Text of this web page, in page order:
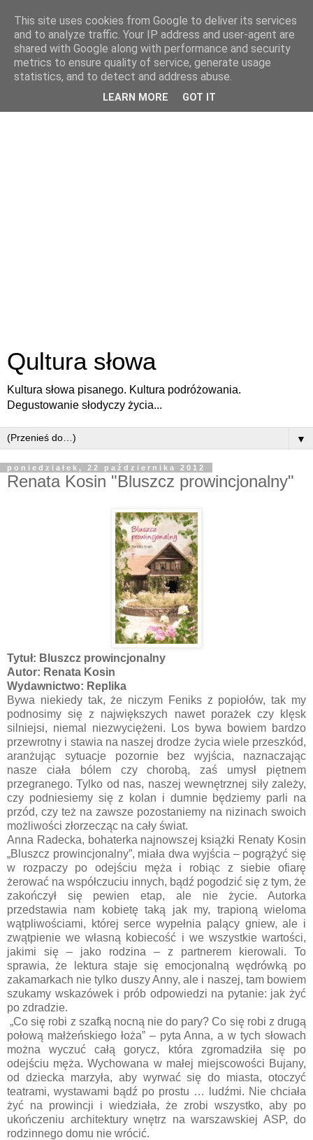
Qultura słowa
Kultura słowa pisanego. Kultura podróżowania.
Degustowanie słodyczy życia...
▼
poniedziałek, 22 października 2012
Renata Kosin "Bluszcz prowincjonalny"
Tytuł: Bluszcz prowincjonalny
Autor: Renata Kosin
Wydawnictwo: Replika
Bywa niekiedy tak, że niczym Feniks z popiołów, tak my
podnosimy się z największych nawet porażek czy klęsk
silniejsi, niemal niezwyciężeni. Los bywa bowiem bardzo
przewrotny i stawia na naszej drodze życia wiele przeszkód,
aranżując sytuacje pozornie bez wyjścia, naznaczając
nasze ciała bólem czy chorobą, zaś umysł piętnem
przegranego. Tylko od nas, naszej wewnętrznej siły zależy,
czy podniesiemy się z kolan i dumnie będziemy parli na
przód, czy też na zawsze pozostaniemy na nizinach swoich
możliwości złorzecząc na cały świat.
Anna Radecka, bohaterka najnowszej książki Renaty Kosin
„Bluszcz prowincjonalny”, miała dwa wyjścia – pogrążyć się
w rozpaczy po odejściu męża i robiąc z siebie ofiarę
żerować na współczuciu innych, bądź pogodzić się z tym, że
zakończył się pewien etap, ale nie życie. Autorka
przedstawia nam kobietę taką jak my, trapioną wieloma
wątpliwościami, której serce wypełnia palący gniew, ale i
zwątpienie we własną kobiecość i we wszystkie wartości,
jakimi się – jako rodzina – z partnerem kierowali. To
sprawia, że lektura staje się emocjonalną wędrówką po
zakamarkach nie tylko duszy Anny, ale i naszej, tam bowiem
szukamy wskazówek i prób odpowiedzi na pytanie: jak żyć
po zdradzie.
„Co się robi z szafką nocną nie do pary? Co się robi z drugą
połową małżeńskiego łoża” – pyta Anna, a w tych słowach
można wyczuć całą gorycz, która zgromadziła się po
odejściu męża. Wychowana w małej miejscowości Bujany,
od dziecka marzyła, aby wyrwać się do miasta, otoczyć
teatrami, wystawami bądź po prostu … ludźmi. Nie chciała
żyć na prowincji i wiedziała, że zrobi wszystko, aby po
ukończeniu architektury wnętrz na warszawskiej ASP, do
rodzinnego domu nie wrócić.
This site uses cookies from Google to deliver its services
and to analyze traffic. Your IP address and user-agent are
shared with Google along with performance and security
metrics to ensure quality of service, generate usage
statistics, and to detect and address abuse.
LEARN MORE GOT IT